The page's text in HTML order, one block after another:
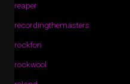
reaper
recordingthemasters
rockfon
rockwool